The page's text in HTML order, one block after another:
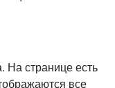
На странице есть
все